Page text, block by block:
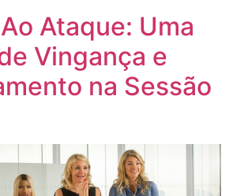
Ataque: Uma
Vingança e
na Sessão